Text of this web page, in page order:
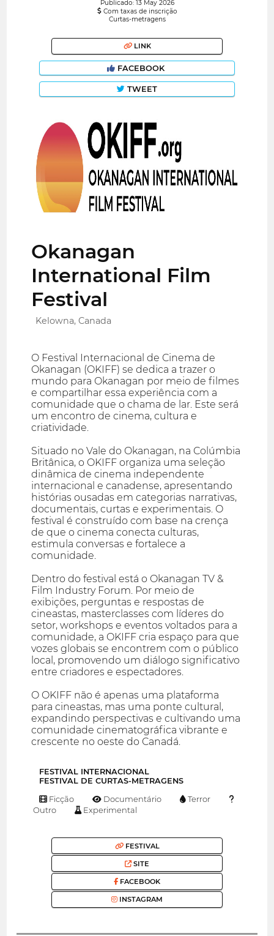
Publicado: 13 May 2026
Com taxas de inscrição
Curtas-metragens
LINK
FACEBOOK
TWEET
Okanagan
International Film
Festival
Kelowna, Canada
O Festival Internacional de Cinema de
Okanagan (OKIFF) se dedica a trazer o
mundo para Okanagan por meio de filmes
e compartilhar essa experiência com a
comunidade que o chama de lar. Este será
um encontro de cinema, cultura e
criatividade.
Situado no Vale do Okanagan, na Colúmbia
Britânica, o OKIFF organiza uma seleção
dinâmica de cinema independente
internacional e canadense, apresentando
histórias ousadas em categorias narrativas,
documentais, curtas e experimentais. O
festival é construído com base na crença
de que o cinema conecta culturas,
estimula conversas e fortalece a
comunidade.
Dentro do festival está o Okanagan TV &
Film Industry Forum. Por meio de
exibições, perguntas e respostas de
cineastas, masterclasses com líderes do
setor, workshops e eventos voltados para a
comunidade, a OKIFF cria espaço para que
vozes globais se encontrem com o público
local, promovendo um diálogo significativo
entre criadores e espectadores.
O OKIFF não é apenas uma plataforma
para cineastas, mas uma ponte cultural,
expandindo perspectivas e cultivando uma
comunidade cinematográfica vibrante e
crescente no oeste do Canadá.
FESTIVAL INTERNACIONAL
FESTIVAL DE CURTAS-METRAGENS
Ficção Documentário
Terror
Outro
Experimental
FESTIVAL
SITE
FACEBOOK
INSTAGRAM